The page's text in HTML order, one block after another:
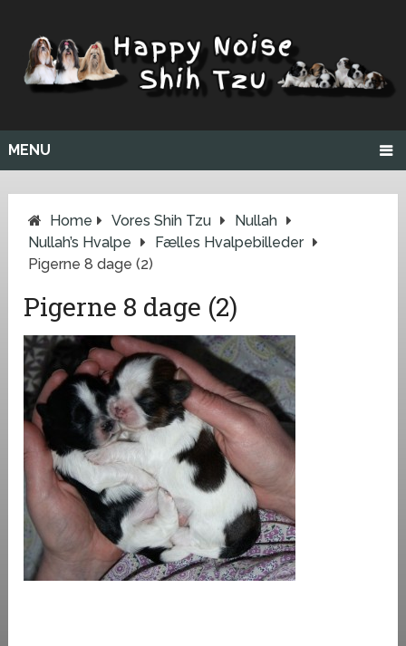
MENU
Home Vores Shih Tzu
Nullah
Nullah’s Hvalpe
Fælles Hvalpebilleder
Pigerne 8 dage (2)
Pigerne 8 dage (2)